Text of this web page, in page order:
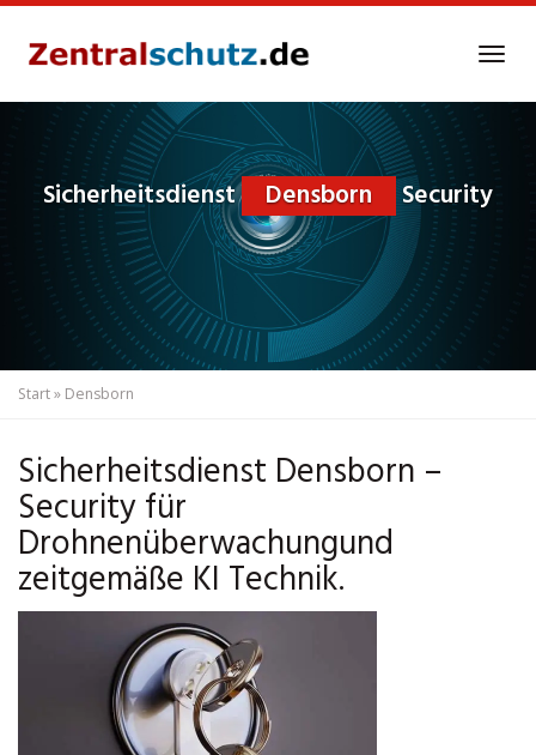
content
Sicherheitsdienst Densborn Security
Start» Densborn
Sicherheitsdienst Densborn –
Security für
Drohnenüberwachungund
zeitgemäße KI Technik.